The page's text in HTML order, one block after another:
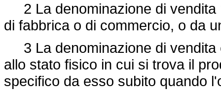
2 La denominazione di vendita
di fabbrica o di commercio, o da
3 La denominazione di vendita
allo stato fisico in cui si trova il
specifico da esso subito quando